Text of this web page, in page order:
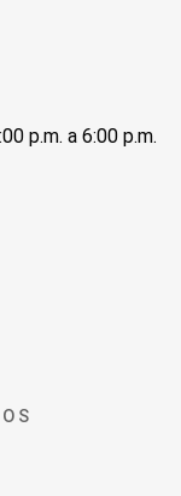
p.m. a 6:00 p.m.